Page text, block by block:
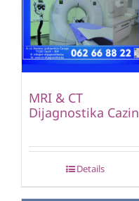
MRI & CT
Dijagnostika Cazin
Details